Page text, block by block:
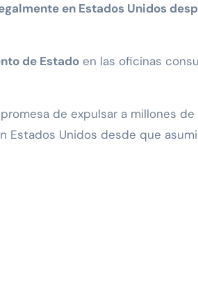
en Estados Unidos
de Estado en las oficinas
de expulsar a millones
Estados Unidos desde que